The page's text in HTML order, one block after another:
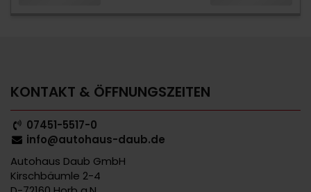
KONTAKT & ÖFFNUNGSZEITEN
07451-5517-0
info@autohaus-daub.de
Autohaus Daub GmbH
Kirschbäumle 2-4